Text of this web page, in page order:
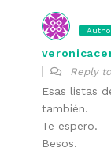
Reply
Esas listas
también.
Te espero.
Besos.